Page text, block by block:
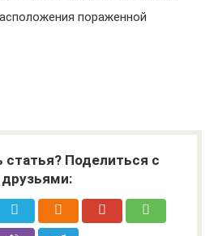
пораженной
статья? Поделиться с
друзьями: